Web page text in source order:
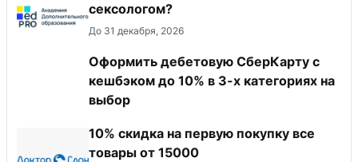
сексологом?
До 31 декабря, 2026
Оформить дебетовую СберКарту с
кешбэком до 10% в 3-х категориях на
выбор
10% скидка на первую покупку все
товары от 15000